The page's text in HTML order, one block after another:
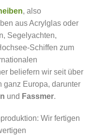
, also
aus Acrylglas oder
Segelyachten,
Schiffen zum
beliefern wir seit über
ganz Europa, darunter
und Fassmer.
Wir fertigen